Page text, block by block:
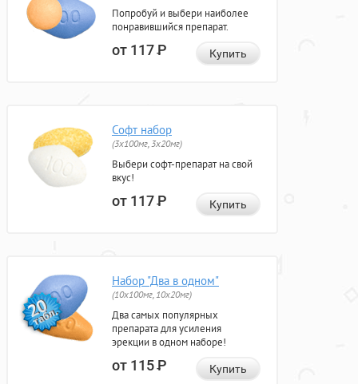
Попробуй и выбери наиболее
понравившийся препарат.
от 117Р Купить
Софт набор
(3x100мг, 3x20мг)
Выбери софт-препарат на свой
вкус!
от 117Р Купить
Набор "Два в одном"
(10x100мг, 10x20мг)
Два самых популярных
препарата для усиления
эрекции в одном наборе!
от 115Р Купить